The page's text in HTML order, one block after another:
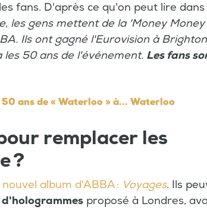
fans. D'après ce qu'on peut lire dans
les gens mettent de la 'Money Money
Ils ont gagné l'Eurovision à
les 50 ans de l'événement. Les fans
ans de « Waterloo » à... Waterloo
remplacer les
?
nouvel album d'ABBA : Voyages. Ils
proposé à Londres,